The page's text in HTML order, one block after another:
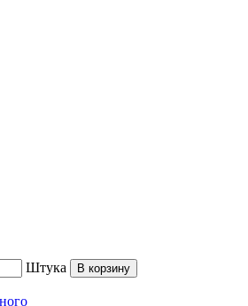
Штука
В корзину